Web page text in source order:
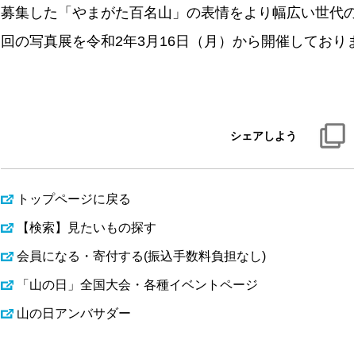
募集した「やまがた百名山」の表情をより幅広い世代
回の写真展を令和2年3月16日（月）から開催しており
シェアしよう
トップページに戻る
【検索】見たいもの探す
会員になる・寄付する(振込手数料負担なし)
「山の日」全国大会・各種イベントページ
山の日アンバサダー